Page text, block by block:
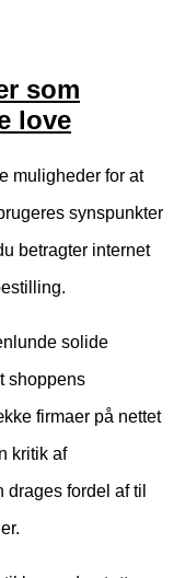
som
love
muligheder for at
synspunkter
betragter internet
solide
shoppens
firmaer på nettet
kritik af
fordel af til